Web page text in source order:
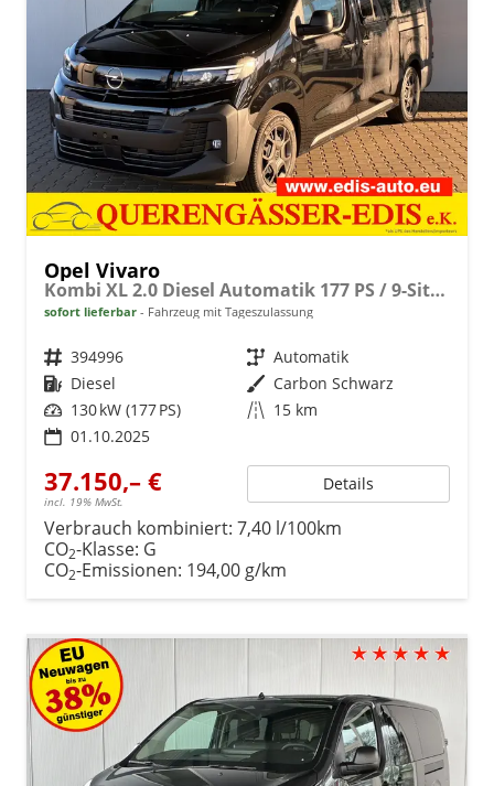
Opel Vivaro
Kombi XL 2.0 Diesel Automatik 177 PS / 9-Sitzer AHK LED NAVI
sofort lieferbar Fahrzeug mit Tageszulassung
Fahrzeugnr. 394996 Getriebe Automatik
Kraftstoff Diesel Außenfarbe Carbon Schwarz
Leistung 130 kW (177 PS) Kilometerstand 15 km
01.10.2025
37.150,– €
incl. 19% MwSt.
Details
Verbrauch kombiniert: 7,40 l/100km
CO2-Klasse: G
CO2-Emissionen: 194,00 g/km